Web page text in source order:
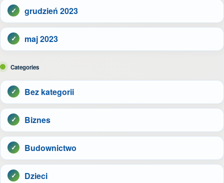
grudzień 2023
maj 2023
Categories
Bez kategorii
Biznes
Budownictwo
Dzieci